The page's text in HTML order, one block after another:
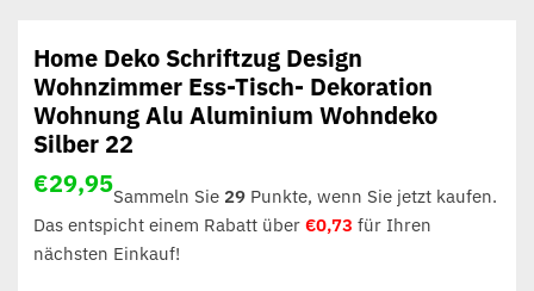
Home Deko Schriftzug Design
Wohnzimmer Ess-Tisch- Dekoration
Wohnung Alu Aluminium Wohndeko
Silber 22
€29,95Sammeln Sie 29Punkte, wenn Sie jetzt kaufen.
Das entspicht einem Rabatt über €0,73 für Ihren
nächsten Einkauf!